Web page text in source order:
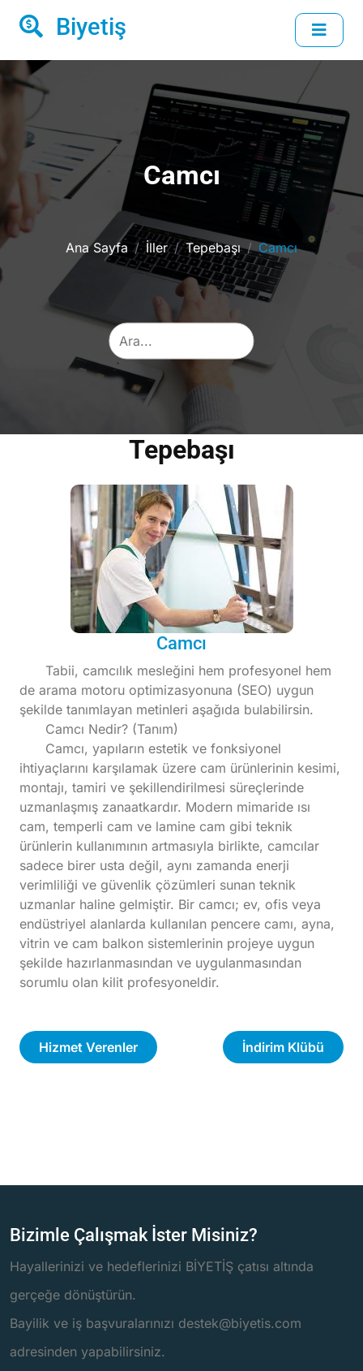
Biyetiş
Camcı
Ana Sayfa İller Tepebaşı Camcı
Tepebaşı
Camcı
Tabii, camcılık mesleğini hem profesyonel hem
de arama motoru optimizasyonuna (SEO) uygun
şekilde tanımlayan metinleri aşağıda bulabilirsin.
Camcı Nedir? (Tanım)
Camcı, yapıların estetik ve fonksiyonel
ihtiyaçlarını karşılamak üzere cam ürünlerinin kesimi,
montajı, tamiri ve şekillendirilmesi süreçlerinde
uzmanlaşmış zanaatkardır. Modern mimaride ısı
cam, temperli cam ve lamine cam gibi teknik
ürünlerin kullanımının artmasıyla birlikte, camcılar
sadece birer usta değil, aynı zamanda enerji
verimliliği ve güvenlik çözümleri sunan teknik
uzmanlar haline gelmiştir. Bir camcı; ev, ofis veya
endüstriyel alanlarda kullanılan pencere camı, ayna,
vitrin ve cam balkon sistemlerinin projeye uygun
şekilde hazırlanmasından ve uygulanmasından
sorumlu olan kilit profesyoneldir.
Hizmet Verenler İndirim Klübü
Bizimle Çalışmak İster Misiniz?
Hayallerinizi ve hedeflerinizi BİYETİŞ çatısı altında
gerçeğe dönüştürün.
Bayilik ve iş başvuralarınızı destek@biyetis.com
adresinden yapabilirsiniz.